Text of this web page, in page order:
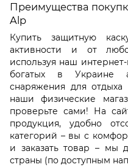
Преимущества
Alp
Купить защитную
активности и от
используя наш
богатых в Украине
снаряжения для
наши физические
проверьте сами! На
продукция, удобно
категорий –вы с
и заказать товар – мы
страны (по доступным